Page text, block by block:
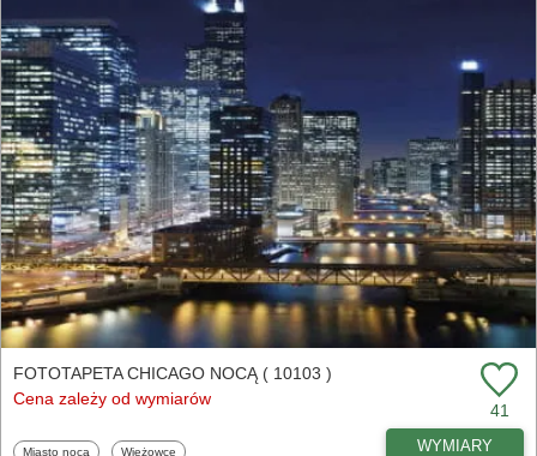
FOTOTAPETA CHICAGO NOCĄ ( 10103 )
Cena zależy od wymiarów
41
Fototapety
Miasto nocą Fototapety
Wieżowce WYMIARY